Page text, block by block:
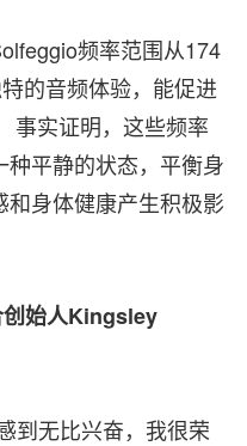
频率范围从174
的音频体验，能促进
事实证明，这些频率
平静的状态，平衡身
身体健康产生积极影
始人Kingsley
到无比兴奋，我很荣